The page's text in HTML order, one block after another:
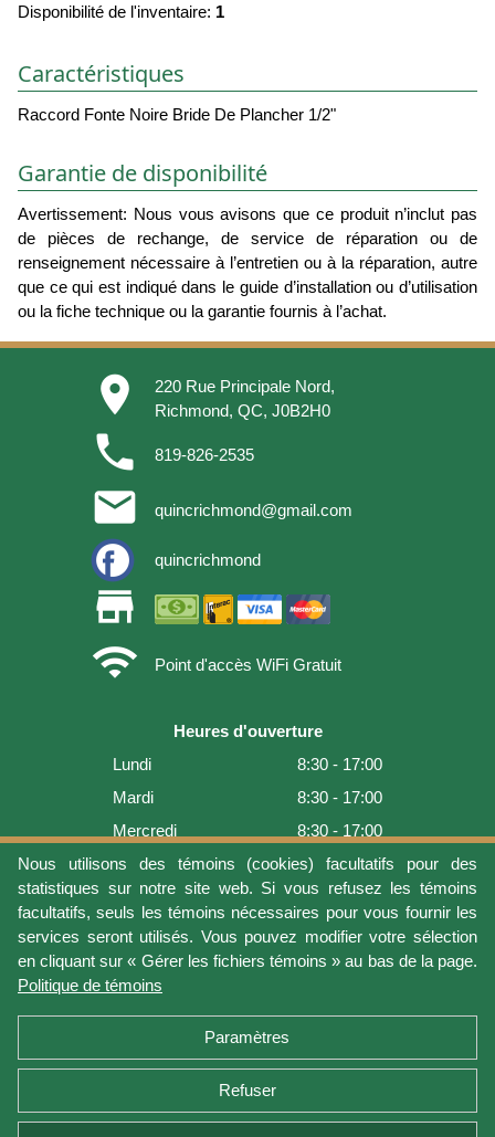
Nous utilisons des témoins (cookies) facultatifs pour des
statistiques sur notre site web. Si vous refusez les témoins
facultatifs, seuls les témoins nécessaires pour vous fournir les
services seront utilisés. Vous pouvez modifier votre sélection
en cliquant sur « Gérer les fichiers témoins » au bas de la page.
Politique de témoins
Paramètres
Refuser
Disponibilité de l'inventaire: 1
Caractéristiques
Raccord Fonte Noire Bride De Plancher 1/2"
Garantie de disponibilité
Avertissement: Nous vous avisons que ce produit n’inclut pas
de pièces de rechange, de service de réparation ou de
renseignement nécessaire à l’entretien ou à la réparation, autre
que ce qui est indiqué dans le guide d’installation ou d’utilisation
ou la fiche technique ou la garantie fournis à l’achat.
place
220 Rue Principale Nord,
Richmond, QC, J0B2H0
phone 819-826-2535
email quincrichmond@gmail.com
quincrichmond
store
wifi
Point d'accès WiFi Gratuit
Heures d'ouverture
Lundi
8:30 - 17:00
Mardi
8:30 - 17:00
Mercredi
8:30 - 17:00
Jeudi
8:30 - 17:00
Vendredi
8:30 - 17:00
Samedi
9:00 - 16:00
Dimanche
Fermé